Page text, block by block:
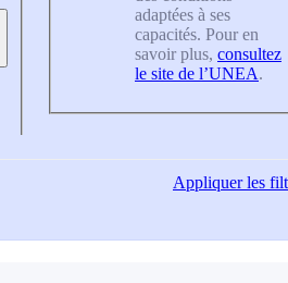
adaptées à ses
capacités. Pour en
savoir plus, consultez
le site de l’UNEA.
Appliquerles